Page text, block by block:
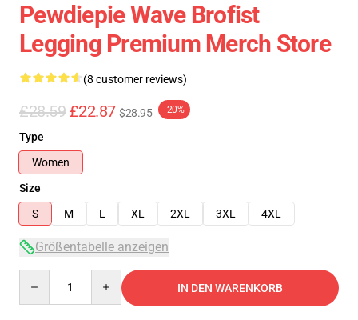
Pewdiepie Wave Brofist
Legging Premium Merch Store
(8 customer reviews)
£28.59 £22.87 $28.95 -20%
Type
Women
Size
S
M L XL 2XL 3XL 4XL
Größentabelle anzeigen
IN DEN WARENKORB